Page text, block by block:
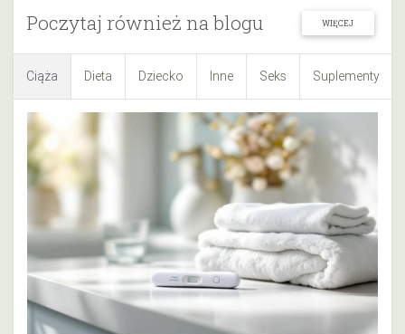
Poczytaj również na blogu WIĘCEJ
Ciąża Dieta Dziecko Inne Seks Suplementy